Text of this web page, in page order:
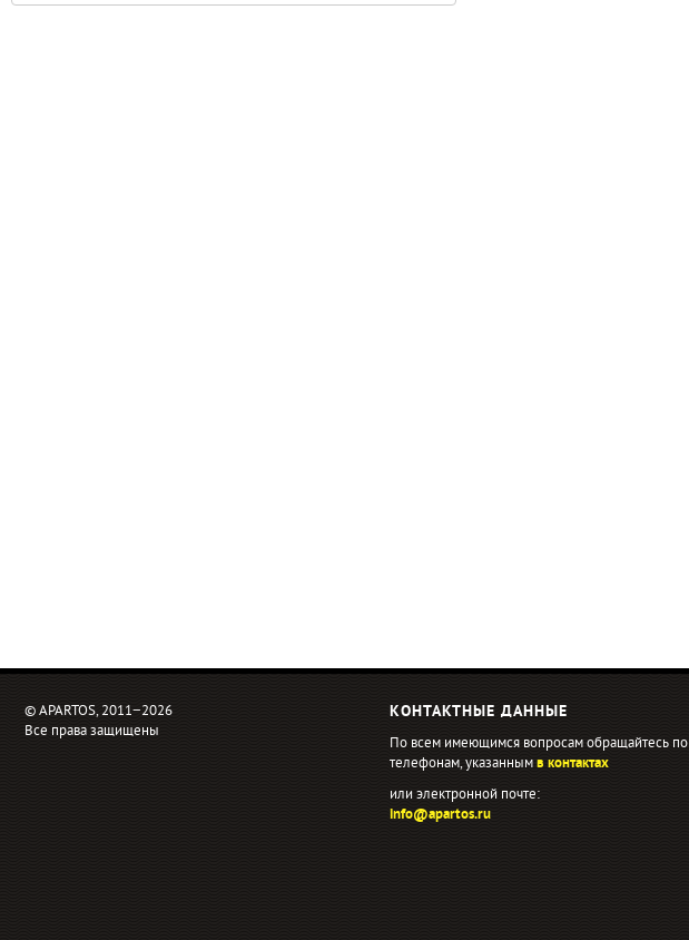
© APARTOS, 2011−2026
Все права защищены
КОНТАКТНЫЕ ДАННЫЕ
По всем имеющимся вопросам обращайтесь по
телефонам, указаннымв контактах
или электронной почте:
info@apartos.ru